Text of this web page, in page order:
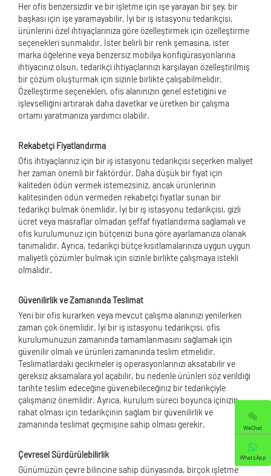
Her ofis benzersizdir ve bir işletme için işe yarayan bir şey, bir
başkası için işe yaramayabilir. İyi bir iş istasyonu tedarikçisi,
ürünlerini özel ihtiyaçlarınıza göre özelleştirmek için özelleştirme
seçenekleri sunmalıdır. İster belirli bir renk şemasına, ister
marka öğelerine veya benzersiz mobilya konfigürasyonlarına
ihtiyacınız olsun, tedarikçi ihtiyaçlarınızı karşılayan özelleştirilmiş
bir çözüm oluşturmak için sizinle birlikte çalışabilmelidir.
Özelleştirme seçenekleri, ofis alanınızın genel estetiğini ve
işlevselliğini artırarak daha davetkar ve üretken bir çalışma
ortamı yaratmanıza yardımcı olabilir.
Rekabetçi Fiyatlandırma
Ofis ihtiyaçlarınız için bir iş istasyonu tedarikçisi seçerken maliyet
her zaman önemli bir faktördür. Daha düşük bir fiyat için
kaliteden ödün vermek istemezsiniz, ancak ürünlerinin
kalitesinden ödün vermeden rekabetçi fiyatlar sunan bir
tedarikçi bulmak önemlidir. İyi bir iş istasyonu tedarikçisi, gizli
ücret veya masraflar olmadan şeffaf fiyatlandırma sağlamalı ve
ofis kurulumunuz için bütçenizi buna göre ayarlamanıza olanak
tanımalıdır. Ayrıca, tedarikçi bütçe kısıtlamalarınıza uygun uygun
maliyetli çözümler bulmak için sizinle birlikte çalışmaya istekli
olmalıdır.
Güvenilirlik ve Zamanında Teslimat
Yeni bir ofis kurarken veya mevcut çalışma alanınızı yenilerken
zaman çok önemlidir. İyi bir iş istasyonu tedarikçisi, ofis
kurulumunuzun zamanında tamamlanmasını sağlamak için
güvenilir olmalı ve ürünleri zamanında teslim etmelidir.
Teslimatlardaki gecikmeler iş operasyonlarınızı aksatabilir ve
gereksiz aksamalara yol açabilir, bu nedenle ürünleri söz verildiği
tarihte teslim edeceğine güvenebileceğiniz bir tedarikçiyle
çalışmanız önemlidir. Ayrıca, kurulum süreci boyunca içinizin
rahat olması için tedarikçinin sağlam bir güvenilirlik ve
zamanında teslimat geçmişine sahip olması gerekir.
Çevresel Sürdürülebilirlik
Günümüzün çevre bilincine sahip dünyasında, birçok işletme
WeChat
WhatsApp